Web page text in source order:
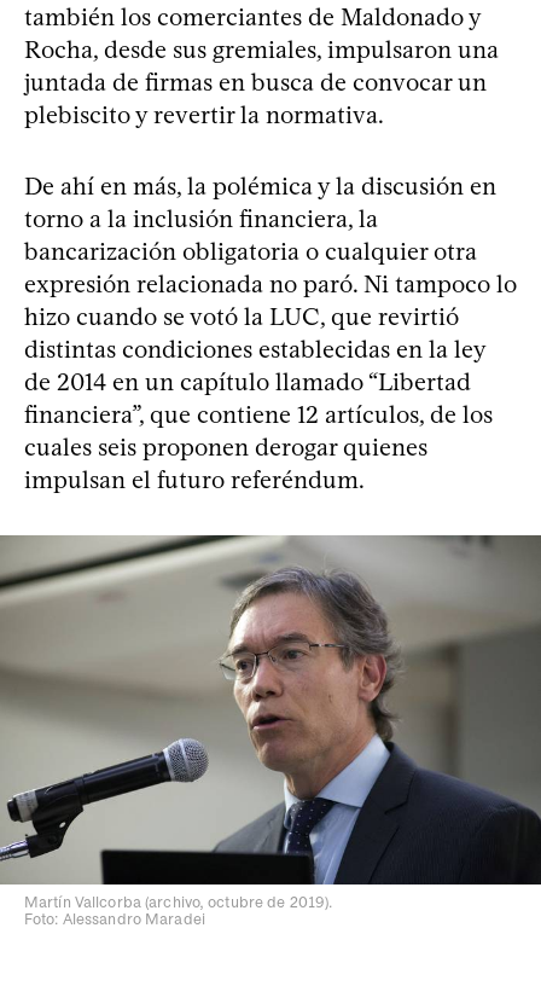
también los comerciantes de Maldonado y
Rocha, desde sus gremiales, impulsaron una
juntada de firmas en busca de convocar un
plebiscito y revertir la normativa.
De ahí en más, la polémica y la discusión en
torno a la inclusión financiera, la
bancarización obligatoria o cualquier otra
expresión relacionada no paró. Ni tampoco lo
hizo cuando se votó la LUC, que revirtió
distintas condiciones establecidas en la ley
de 2014 en un capítulo llamado “Libertad
financiera”, que contiene 12 artículos, de los
cuales seis proponen derogar quienes
impulsan el futuro referéndum.
Martín Vallcorba (archivo, octubre de 2019).
Foto: Alessandro Maradei